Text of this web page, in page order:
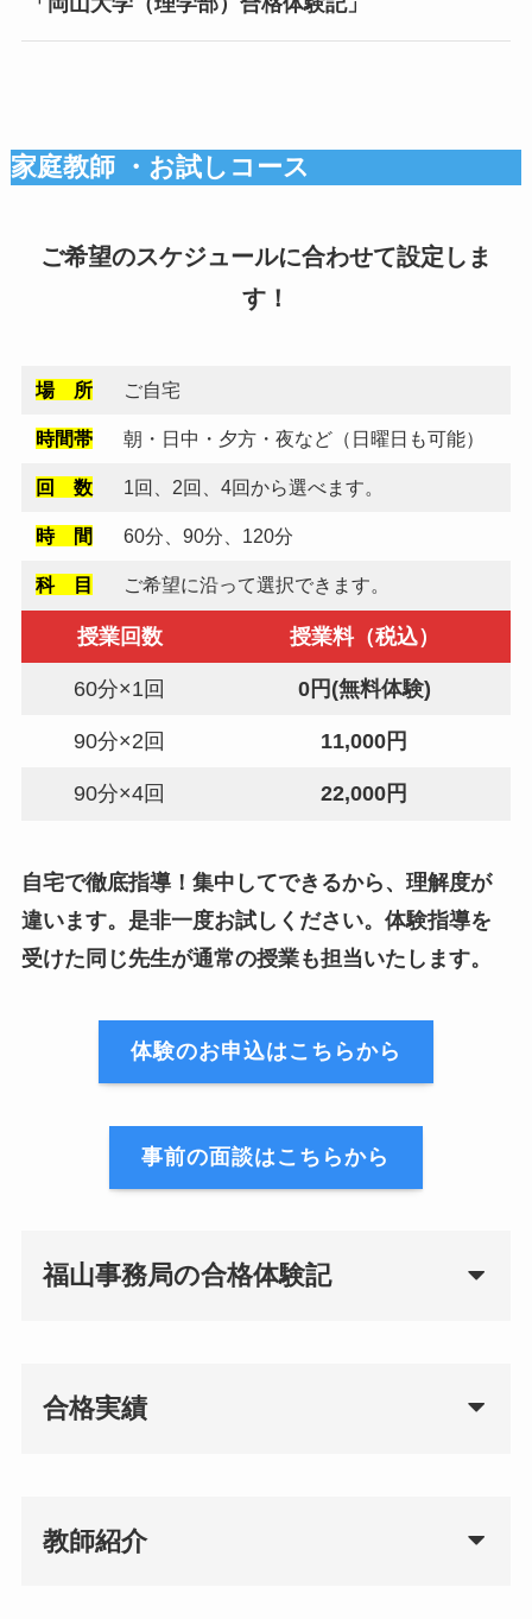
2025年1月24日
盈進中学ドリーム入試の受験対策(2024)Vol.2
2024年11月13日
2024年2月29日
広大附属福山中学 合格体験記
2024年2月9日
岡山大学（工学部）推薦入試合格
2024年1月26日
盈進中学2024合格速報
2023年9月29日
盈進中学 塾向け入試説明会
盈進中学 プレ模擬試験の準備
盈進中学 合格者インタビュー
家庭教師 ・お試しコース
ご希望のスケジュールに合わせて設定しま
す！
場 所 ご自宅
時間帯 朝・日中・夕方・夜など（日曜日も可能）
回 数 1回、2回、4回から選べます。
時 間 60分、90分、120分
科 目 ご希望に沿って選択できます。
授業回数 授業料（税込）
60分×1回 0円(無料体験)
90分×2回 11,000円
90分×4回 22,000円
自宅で徹底指導！集中してできるから、理解度が
違います。是非一度お試しください。体験指導を
受けた同じ先生が通常の授業も担当いたします。
体験のお申込はこちらから
事前の面談はこちらから
福山事務局の合格体験記
合格実績
教師紹介